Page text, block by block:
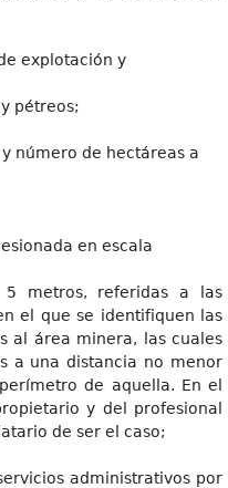
explotación y
pétreos;
número de hectáreas a
en escala
metros, referidas a las
el que se identifiquen las
al área minera, las cuales
a una distancia no menor
de aquella. En el
y del profesional
de ser el caso;
administrativos por